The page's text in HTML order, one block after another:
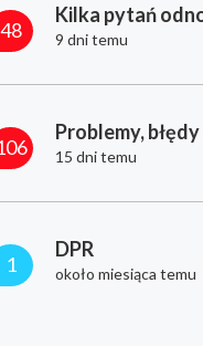
48
Kilka pytań
9 dni temu
Problemy,
15 dni temu
1
DPR
około miesiąca temu